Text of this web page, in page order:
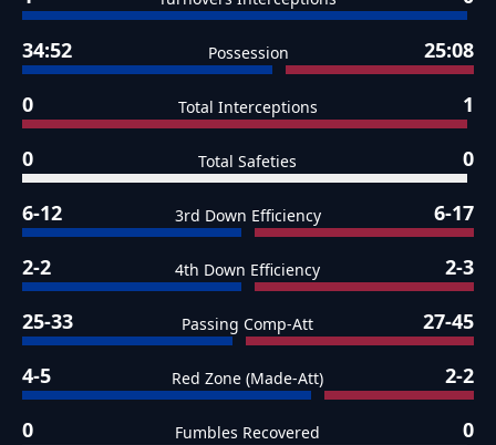
34:52 Possession 25:08
0 Total Interceptions 1
0 Total Safeties 0
6-12 3rd Down Efficiency 6-17
2-2 4th Down Efficiency 2-3
25-33 Passing Comp-Att 27-45
4-5 Red Zone (Made-Att) 2-2
0 Fumbles Recovered 0